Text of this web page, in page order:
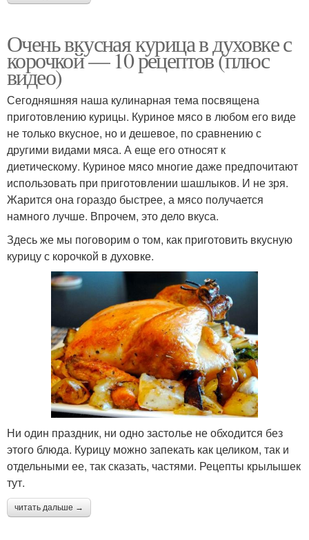
Очень вкусная курица в духовке с
корочкой — 10 рецептов (плюс
видео)
Сегодняшняя наша кулинарная тема посвящена
приготовлению курицы. Куриное мясо в любом его виде
не только вкусное, но и дешевое, по сравнению с
другими видами мяса. А еще его относят к
диетическому. Куриное мясо многие даже предпочитают
использовать при приготовлении шашлыков. И не зря.
Жарится она гораздо быстрее, а мясо получается
намного лучше. Впрочем, это дело вкуса.
Здесь же мы поговорим о том, как приготовить вкусную
курицу с корочкой в духовке.
Ни один праздник, ни одно застолье не обходится без
этого блюда. Курицу можно запекать как целиком, так и
отдельными ее, так сказать, частями. Рецепты крылышек
тут.
читать дальше →